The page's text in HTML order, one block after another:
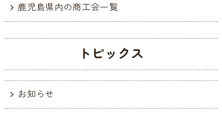
鹿児島県内の商工会一覧
トピックス
お知らせ